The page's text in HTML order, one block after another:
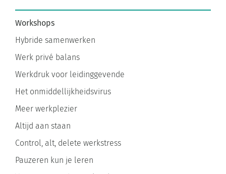
Workshops
Hybride samenwerken
Werk privé balans
Werkdruk voor leidinggevende
Het onmiddellijkheidsvirus
Meer werkplezier
Altijd aan staan
Control, alt, delete werkstress
Pauzeren kun je leren
Vergroten van je veerkracht